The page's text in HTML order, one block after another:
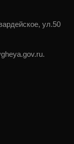
ул.50